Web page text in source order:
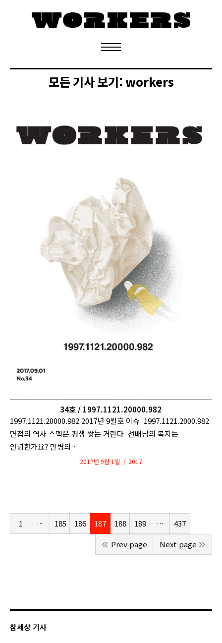
정기구독 신청
모든 기사 보기:workers
34호 / 1997.1121.20000.982
1997.1121.20000.982 2017년 9월호 이슈 1997.1121.2000.982
면접의 역사 스펙은 평생 쌓는 거란다 선배님의 복지는
안녕한가요? 만병의…
2017년 9월 1일 2017
1 … 185 186 187 188 189 …
437
Prev page
Next page
참세상 기사